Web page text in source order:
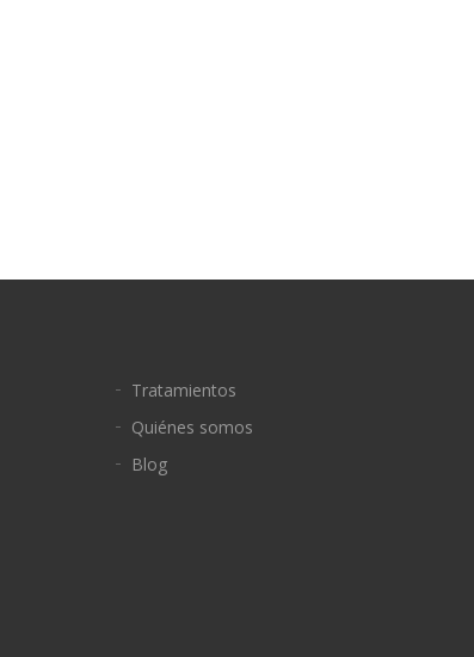
Tratamientos
Quiénes somos
Blog